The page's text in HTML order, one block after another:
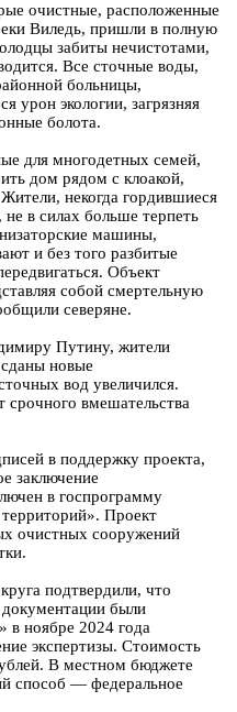
очистные, расположенные
Виледь, пришли в полную
забиты нечистотами,
Все сточные воды,
больницы,
урон экологии, загрязняя
болота.
для многодетных семей,
дом рядом с клоакой,
некогда гордившиеся
в силах больше терпеть
машины,
и без того разбитые
Объект
собой смертельную
северяне.
Путину, жители
сданы новые
вод увеличился.
вмешательства
в поддержку проекта,
заключение
в госпрограмму
территорий». Проект
очистных сооружений
подтвердили, что
были
в ноябре 2024 года
экспертизы. Стоимость
В местном бюджете
способ — федеральное